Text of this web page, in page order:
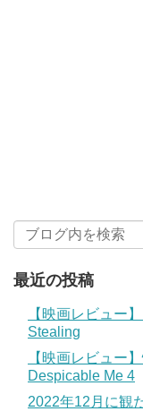
最近の投稿
【映画レビュー
Stealing
【映画レビュー
Despicable Me 4
2022年12月に観